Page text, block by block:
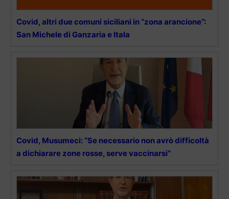
Covid, altri due comuni siciliani in “zona arancione”:
San Michele di Ganzaria e Itala
Covid, Musumeci: “Se necessario non avrò difficoltà
a dichiarare zone rosse, serve vaccinarsi”